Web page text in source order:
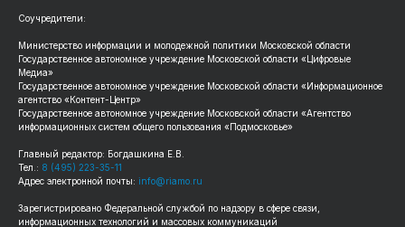
Соучредители:
Министерство информации и молодежной политики Московской области
Государственное автономное учреждение Московской области «Цифровые
Медиа»
Государственное автономное учреждение Московской области «Информационное
агентство «Контент-Центр»
Государственное автономное учреждение Московской области «Агентство
информационных систем общего пользования «Подмосковье»
Главный редактор: Богдашкина Е.В.
Тел.: 8 (495) 223-35-11
Адрес электронной почты: info@riamo.ru
Зарегистрировано Федеральной службой по надзору в сфере связи,
информационных технологий и массовых коммуникаций